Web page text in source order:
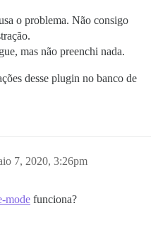
o problema. Não consigo
mas não preenchi nada.
desse plugin no banco de
7, 2020, 3:26pm
mode funciona?